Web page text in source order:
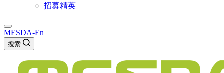
招募精英
MESDA-En
搜索